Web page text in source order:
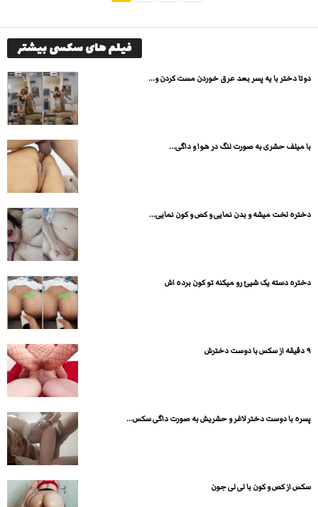
فیلم های سکسی بیشتر
دوتا دختر با یه پسر بعد عرق خوردن مست کردن و...
با میلف حشری به صورت لنگ در هوا و داگی...
دختره لخت میشه و بدن نمایی و کص و کون نمایی...
دختره دسته یک شیئ رو میکنه تو کون برده اش
۹ دقیقه از سکس با دوست دخترش
پسره با دوست دختر لاغر و حشریش به صورت داگی سکس...
سکس از کص و کون با لی لی جون